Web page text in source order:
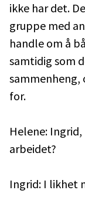
ikke har det.
gruppe med
handle om å
samtidig som
for.
Helene:
arbeidet?
Ingrid: I likhet